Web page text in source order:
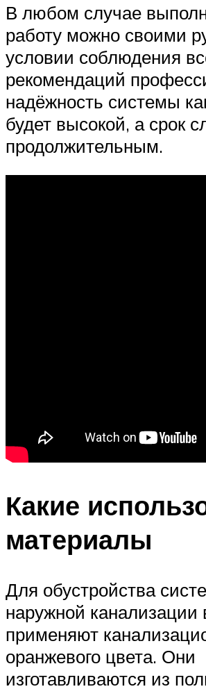
В любом случае
работу можно своими
условии соблюдения
рекомендаций
надёжность системы
будет высокой, а срок
продолжительным.
Какие
материалы
Для обустройства
наружной канализации
применяют
оранжевого цвета. Они
изготавливаются из